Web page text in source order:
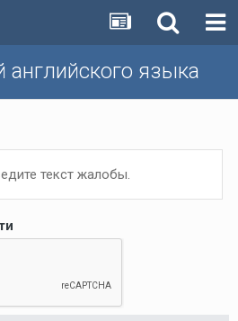
английского языка
текст жалобы.